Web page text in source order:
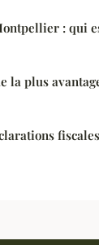
: qui
la plus